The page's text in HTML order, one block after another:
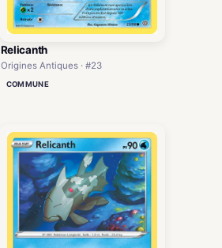
Relicanth
Origines Antiques · #23
COMMUNE